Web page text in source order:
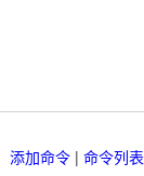
添加命令 | 命令列表